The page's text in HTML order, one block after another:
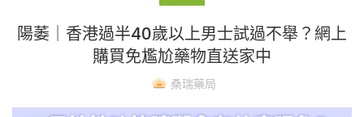
陽萎｜香港過半40歲以上男士試過不舉？網上
購買免尷尬藥物直送家中
桑瑞藥局